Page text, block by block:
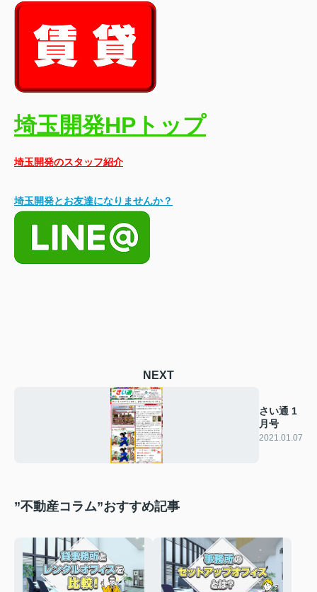
埼玉開発HPトップ
埼玉開発のスタッフ紹介
埼玉開発とお友達になりませんか？
NEXT
さい通 1
月号
2021.01.07
”不動産コラム”おすすめ記事